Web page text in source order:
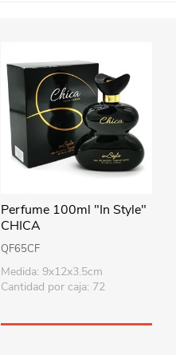
Perfume 100ml "In Style"
CHICA
QF65CF
Medida: 9x12x3.5cm
Cantidad por caja: 72